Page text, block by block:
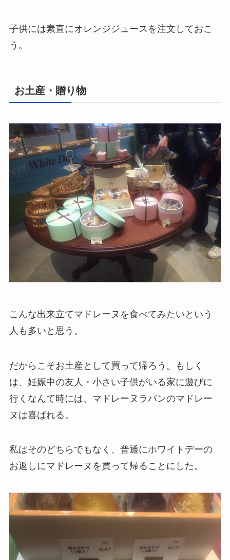
子供には素直にオレンジジュースを注文しておこ
う。
お土産・贈り物
こんな出来立てマドレーヌを食べてみたいという
人も多いと思う。
だからこそお土産として買って帰ろう。もしく
は、妊娠中の友人・小さい子供がいる家に遊びに
行くなんて時には、マドレーヌラパンのマドレー
ヌは喜ばれる。
私はそのどちらでもなく、普通にホワイトデーの
お返しにマドレーヌを買って帰ることにした。